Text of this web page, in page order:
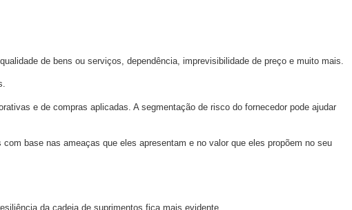
de bens ou serviços, dependência, imprevisibilidade de preço e muito mais.
e de compras aplicadas. A segmentação de risco do fornecedor pode ajudar
base nas ameaças que eles apresentam e no valor que eles propõem no seu
da cadeia de suprimentos fica mais evidente.